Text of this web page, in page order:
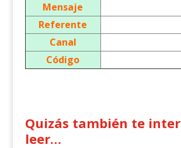
Mensaje
Referente
Canal
Código
Quizás también te
leer…